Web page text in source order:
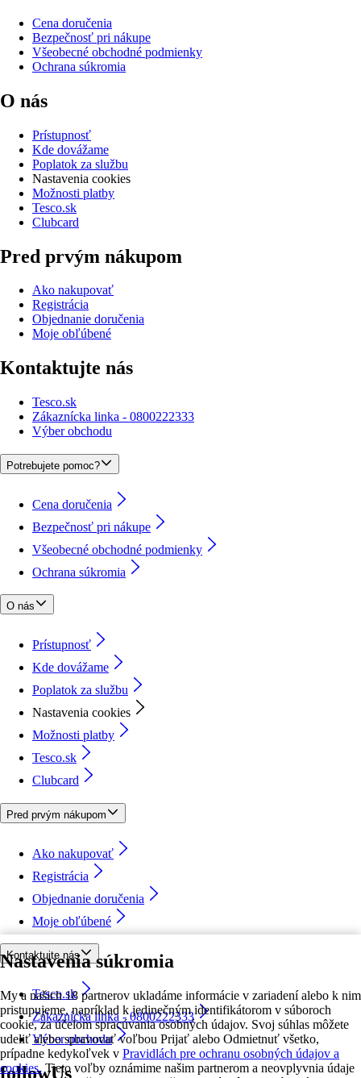
Nastavenia súkromia
My a našich 18 partnerov ukladáme informácie v zariadení alebo k nim
pristupujeme, napríklad k jedinečným identifikátorom v súboroch
cookie, za účelom spracúvania osobných údajov. Svoj súhlas môžete
udeliť alebo spravovať voľbou Prijať alebo Odmietnuť všetko,
prípadne kedykoľvek v Pravidlách pre ochranu osobných údajov a
cookies. Tieto voľby oznámime našim partnerom a neovplyvnia údaje
Cena doručenia
Bezpečnosť pri nákupe
Všeobecné obchodné podmienky
Ochrana súkromia
O nás
Prístupnosť
Kde dovážame
Poplatok za službu
Nastavenia cookies
Možnosti platby
Tesco.sk
Clubcard
Pred prvým nákupom
Ako nakupovať
Registrácia
Objednanie doručenia
Moje obľúbené
Kontaktujte nás
Tesco.sk
Zákaznícka linka - 0800222333
Výber obchodu
Potrebujete pomoc?
Cena doručenia
Bezpečnosť pri nákupe
Všeobecné obchodné podmienky
Ochrana súkromia
O nás
Prístupnosť
Kde dovážame
Poplatok za službu
Nastavenia cookies
Možnosti platby
Tesco.sk
Clubcard
Pred prvým nákupom
Ako nakupovať
Registrácia
Objednanie doručenia
Moje obľúbené
Kontaktujte nás
Tesco.sk
Zákaznícka linka - 0800222333
Výber obchodu
followUs